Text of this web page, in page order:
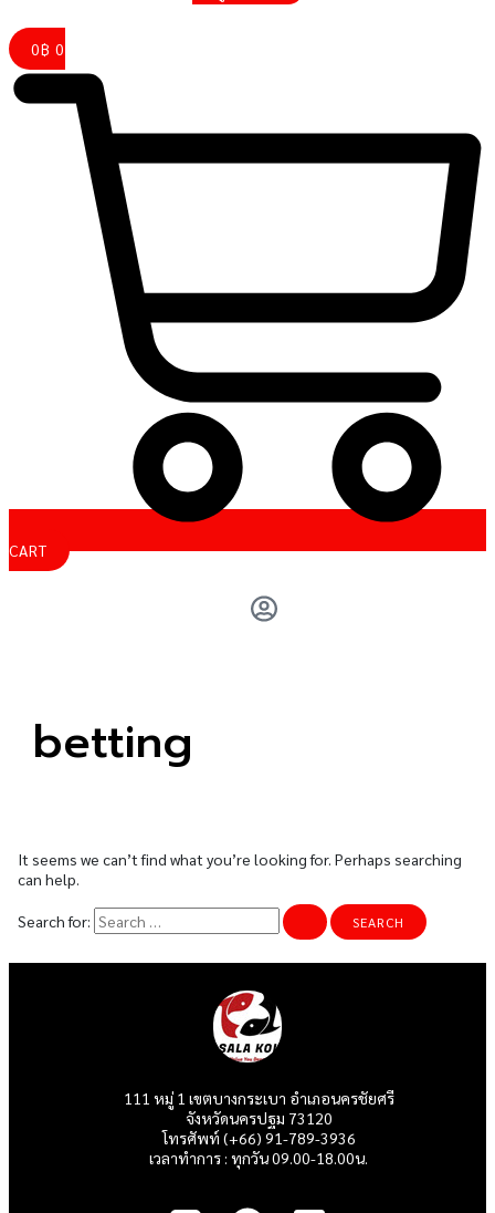
0฿ 0
CART
betting
It seems we can’t find what you’re looking for. Perhaps searching
can help.
Search for:
111 หมู่ 1 เขตบางกระเบา อำเภอนครชัยศรี
จังหวัดนครปฐม 73120
โทรศัพท์ (+66) 91-789-3936
เวลาทำการ : ทุกวัน 09.00-18.00น.